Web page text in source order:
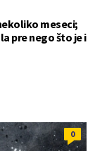
meseci;
pre nego što je i
0